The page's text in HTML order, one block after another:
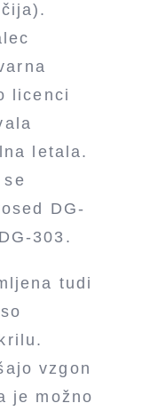
licenci
letala.
se
DG-
303.
tudi
vzgon
je možno